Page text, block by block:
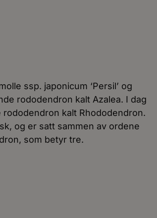
ssp. japonicum ‘Persil’ og
rododendron kalt Azalea. I dag
kalt Rhododendron.
og er satt sammen av ordene
som betyr tre.